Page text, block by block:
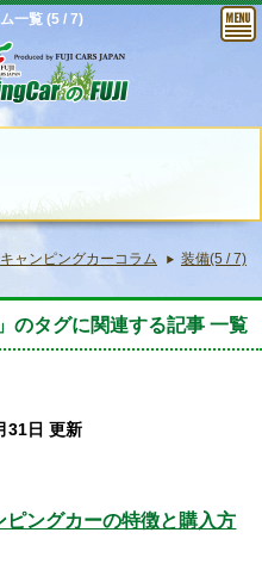
一覧 (5 / 7)
キャンピングカーコラム 装備(5 / 7)
のタグに関連する記事 一覧
31日 更新
ングカーの特徴と購入方